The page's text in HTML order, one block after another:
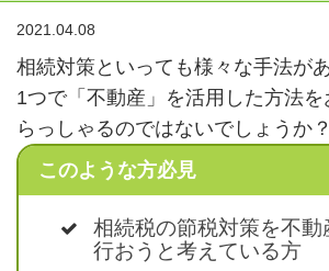
2021.04.08
相続対策といっても様々な手法が
1つで「不動産」を活用した方法
らっしゃるのではないでしょうか？
このような方必見
相続税の節税対策を不動
行おうと考えている方